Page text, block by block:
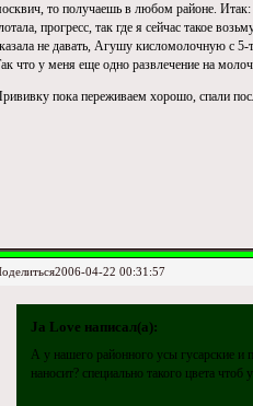
то получаешь в любом районе.
прогресс, так где я сейчас такое
не давать, Агушу кисломолочную с 5-
что у меня еще одно развлечение на
пока переживаем хорошо, спали
2006-04-22 00:31:57
Ja Love написал(а):
А у нашего районного усы гусарские и
наносит? специально такого цвета